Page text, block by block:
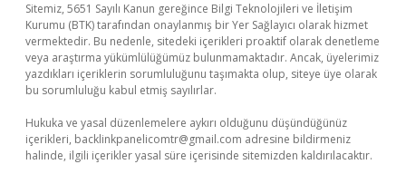
Sitemiz, 5651 Sayılı Kanun gereğince Bilgi Teknolojileri ve İletişim
Kurumu (BTK) tarafından onaylanmış bir Yer Sağlayıcı olarak hizmet
vermektedir. Bu nedenle, sitedeki içerikleri proaktif olarak denetleme
veya araştırma yükümlülüğümüz bulunmamaktadır. Ancak, üyelerimiz
yazdıkları içeriklerin sorumluluğunu taşımakta olup, siteye üye olarak
bu sorumluluğu kabul etmiş sayılırlar.
Hukuka ve yasal düzenlemelere aykırı olduğunu düşündüğünüz
içerikleri, backlinkpanelicomtr@gmail.com adresine bildirmeniz
halinde, ilgili içerikler yasal süre içerisinde sitemizden kaldırılacaktır.